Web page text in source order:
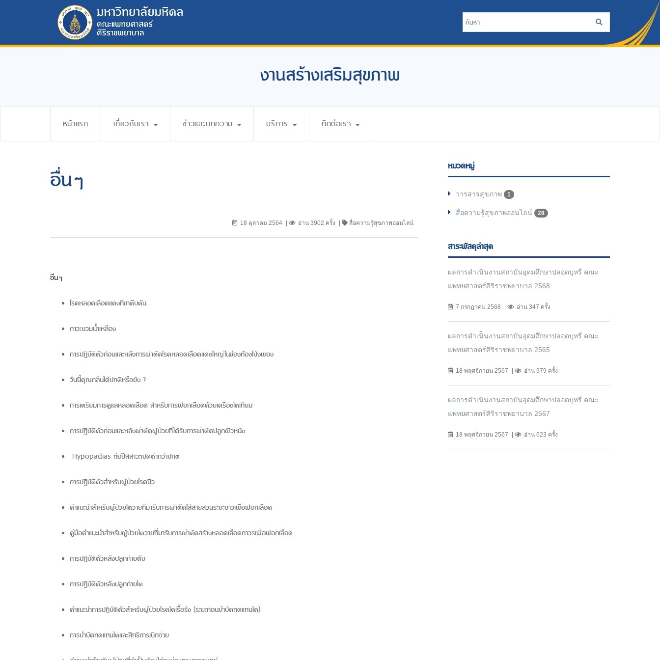
งานสร้างเสริมสุขภาพ
หน้าแรก เกี่ยวกับเรา ข่าวและบทความ บริการ ติดต่อเรา
อื่นๆ
18 ตุลาคม 2564 อ่าน 3902 ครั้ง สื่อความรู้สุขภาพออนไลน์
อื่นๆ
โรคหลอดเลือดแดงที่ขาตีบตัน
ภาวะบวมน้ำเหลือง
การปฏิบัติตัวก่อนและหลังการผ่าตัดโรคหลอดเลือดแดงใหญ่ในช่องท้องโป่งพอง
วันนี้คุณกลืนได้ปกติหรือยัง ?
การเตรียมการดูแลหลอดเลือด สำหรับการฟอกเลือดด้วยเครื่องไตเทียม
การปฏิบัติตัวก่อนและหลังผ่าตัดผู้ป่วยที่ได้รับการผ่าตัดปลูกผิวหนัง
Hypopadias ท่อปัสสาวะเปิดต่ำกว่าปกติ
การปฏิบัติตัวสำหรับผู้ป่วยโรคนิ่ว
คำแนะนำสำหรับผู้ป่วยไตวายที่มารับการผ่าตัดใส่สายสวนระยะยาวเพื่อฟอกเลือด
คู่มือคำแนะนำสำหรับผู้ป่วยไตวายที่มารับการผ่าตัดสร้างหลอดเลือดถาวรเพื่อฟอกเลือด
การปฏิบัติตัวหลังปลูกถ่ายตับ
การปฏิบัติตัวหลังปลูกถ่ายไต
คำแนะนำการปฏิบัติตัวสำหรับผู้ป่วยโรคไตเรื้อรัง (ระยะก่อนบำบัดทดแทนไต)
การบำบัดทดแทนไตและสิทธิการเบิกจ่าย
หมวดหมู่
วารสารสุขภาพ 1
สื่อความรู้สุขภาพออนไลน์ 28
สาระพัสดุล่าสุด
ผลการดำเนินงานสถาบันอุดมศึกษาปลอดบุหรี่ คณะ
แพทยศาสตร์ศิริราชพยาบาล 2568
7 กรกฎาคม 2568 อ่าน 347 ครั้ง
ผลการดำเนิินงานสถาบันอุดมศึกษาปลอดบุหรี่ คณะ
แพทยศาสตร์ศิริราชพยาบาล 2565
18 พฤศจิกายน 2567 อ่าน 979 ครั้ง
ผลการดำเนินงานสถาบันอุดมศึกษาปลอดบุหรี่ คณะ
แพทยศาสตร์ศิริราชพยาบาล 2567
18 พฤศจิกายน 2567 อ่าน 623 ครั้ง